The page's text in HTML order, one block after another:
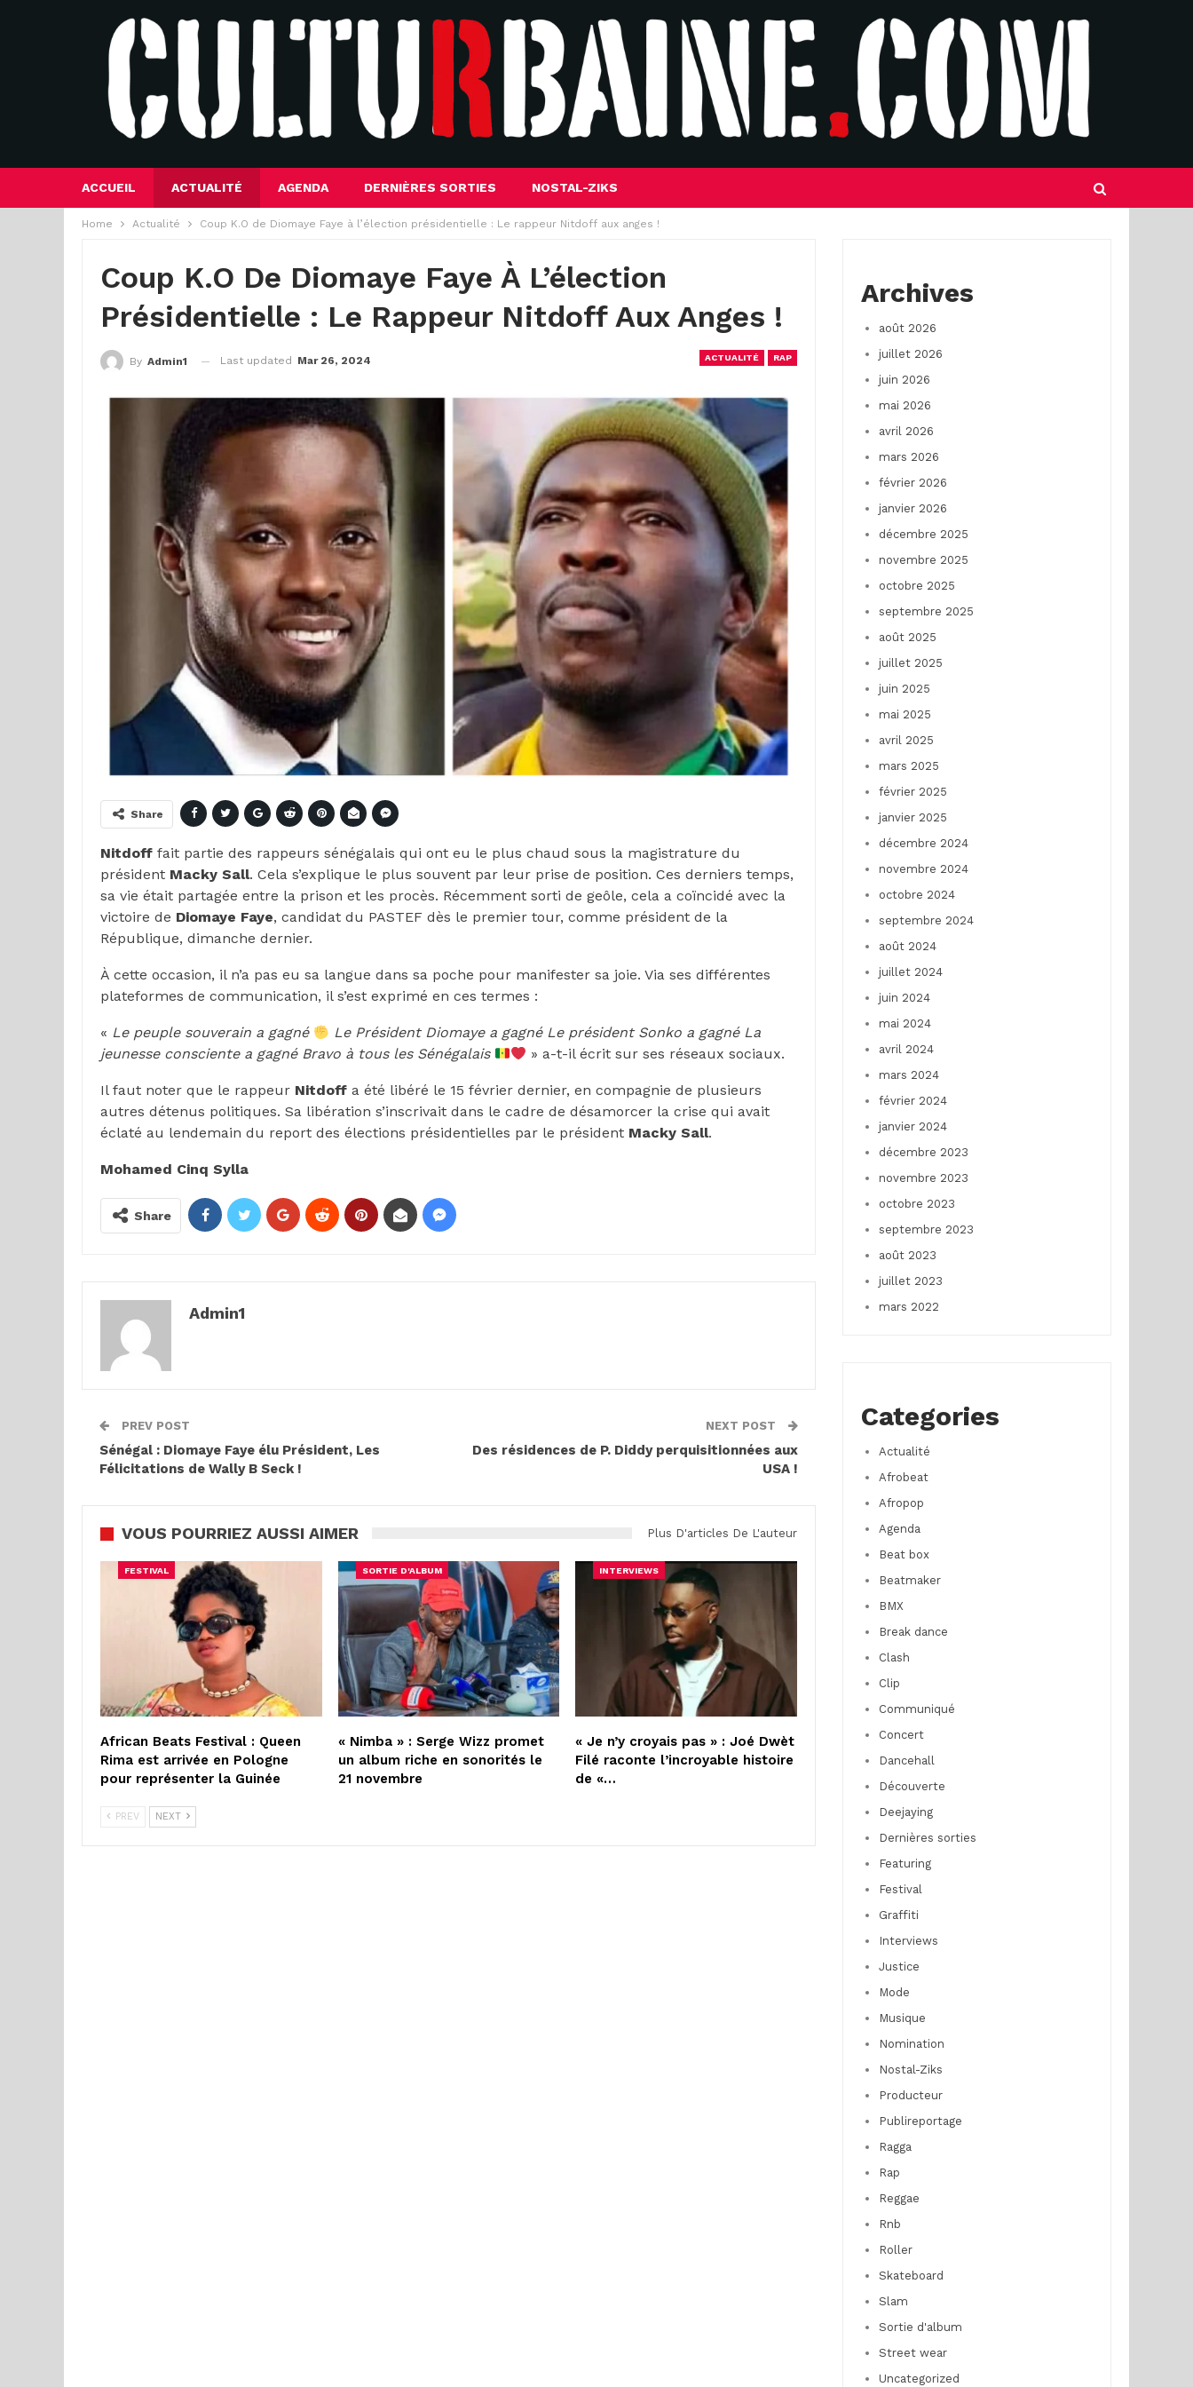
ACCUEIL ACTUALITÉ AGENDA DERNIÈRES SORTIES NOSTAL-ZIKS
Home Actualité Coup K.O de Diomaye Faye à l’élection présidentielle : Le rappeur Nitdoff aux anges !
Coup K.O De Diomaye Faye À L’élection
Présidentielle : Le Rappeur Nitdoff Aux Anges !
ACTUALITÉ RAP
By Admin1 Last updated Mar 26, 2024
Share
Nitdoff fait partie des rappeurs sénégalais qui ont eu le plus chaud sous la magistrature du
président Macky Sall. Cela s’explique le plus souvent par leur prise de position. Ces derniers temps,
sa vie était partagée entre la prison et les procès. Récemment sorti de geôle, cela a coïncidé avec la
victoire de Diomaye Faye, candidat du PASTEF dès le premier tour, comme président de la
République, dimanche dernier.
À cette occasion, il n’a pas eu sa langue dans sa poche pour manifester sa joie. Via ses différentes
plateformes de communication, il s’est exprimé en ces termes :
« Le peuple souverain a gagné
Le Président Diomaye a gagné Le président Sonko a gagné La
jeunesse consciente a gagné Bravo à tous les Sénégalais
» a-t-il écrit sur ses réseaux sociaux.
Il faut noter que le rappeur Nitdoff a été libéré le 15 février dernier, en compagnie de plusieurs
autres détenus politiques. Sa libération s’inscrivait dans le cadre de désamorcer la crise qui avait
éclaté au lendemain du report des élections présidentielles par le président Macky Sall.
Mohamed Cinq Sylla
Share
Admin1
PREV POST
Sénégal : Diomaye Faye élu Président, Les
Félicitations de Wally B Seck !
NEXT POST
Des résidences de P. Diddy perquisitionnées aux
USA !
VOUS POURRIEZ AUSSI AIMER Plus D'articles De L'auteur
FESTIVAL
African Beats Festival : Queen
Rima est arrivée en Pologne
pour représenter la Guinée
SORTIE D'ALBUM
« Nimba » : Serge Wizz promet
un album riche en sonorités le
21 novembre
INTERVIEWS
« Je n’y croyais pas » : Joé Dwèt
Filé raconte l’incroyable histoire
de «…
PREV NEXT
Archives
août 2026
juillet 2026
juin 2026
mai 2026
avril 2026
mars 2026
février 2026
janvier 2026
décembre 2025
novembre 2025
octobre 2025
septembre 2025
août 2025
juillet 2025
juin 2025
mai 2025
avril 2025
mars 2025
février 2025
janvier 2025
décembre 2024
novembre 2024
octobre 2024
septembre 2024
août 2024
juillet 2024
juin 2024
mai 2024
avril 2024
mars 2024
février 2024
janvier 2024
décembre 2023
novembre 2023
octobre 2023
septembre 2023
août 2023
juillet 2023
mars 2022
Categories
Actualité
Afrobeat
Afropop
Agenda
Beat box
Beatmaker
BMX
Break dance
Clash
Clip
Communiqué
Concert
Dancehall
Découverte
Deejaying
Dernières sorties
Featuring
Festival
Graffiti
Interviews
Justice
Mode
Musique
Nomination
Nostal-Ziks
Producteur
Publireportage
Ragga
Rap
Reggae
Rnb
Roller
Skateboard
Slam
Sortie d'album
Street wear
Uncategorized